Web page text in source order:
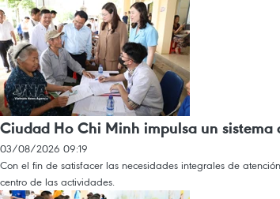
Ciudad Ho Chi Minh impulsa un
03/08/2026 09:19
Con el fin de satisfacer las necesidades integrales de
centro de las actividades.